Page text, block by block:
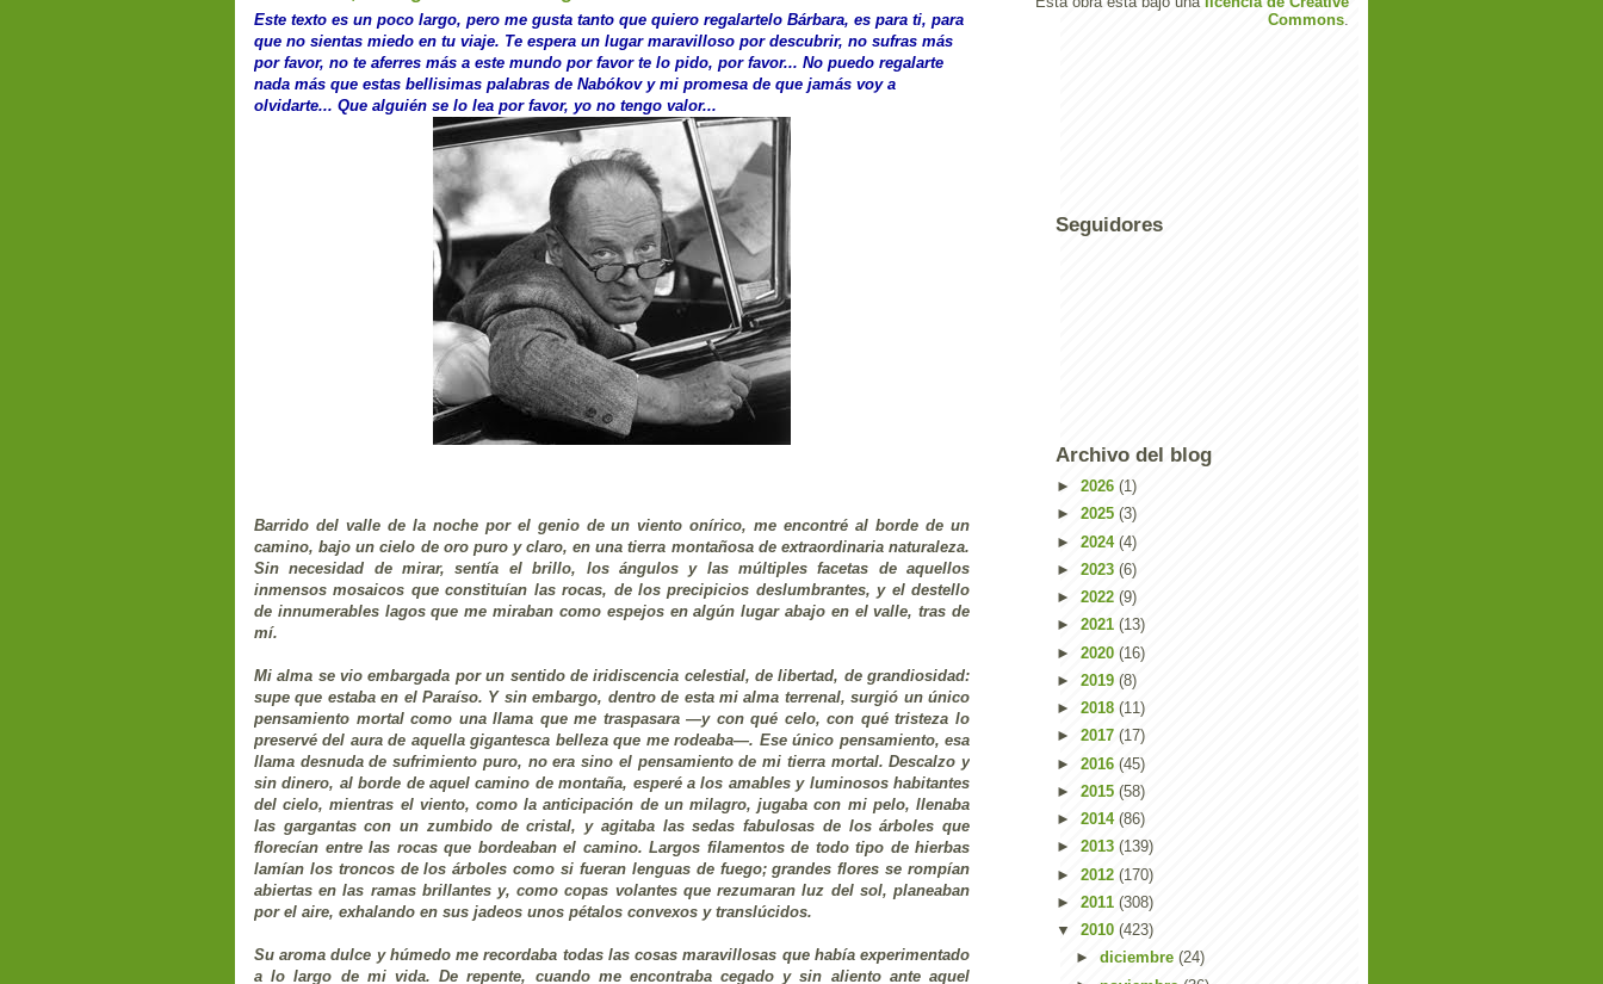
Este texto es un poco largo, pero me gusta tanto que quiero regalartelo Bárbara, es para ti, para
que no sientas miedo en tu viaje. Te espera un lugar maravilloso por descubrir, no sufras más
por favor, no te aferres más a este mundo por favor te lo pido, por favor... No puedo regalarte
nada más que estas bellisimas palabras de Nabókov y mi promesa de que jamás voy a
olvidarte... Que alguién se lo lea por favor, yo no tengo valor...
Barrido del valle de la noche por el genio de un viento onírico, me encontré al borde de un
camino, bajo un cielo de oro puro y claro, en una tierra montañosa de extraordinaria naturaleza.
Sin necesidad de mirar, sentía el brillo, los ángulos y las múltiples facetas de aquellos
inmensos mosaicos que constituían las rocas, de los precipicios deslumbrantes, y el destello
de innumerables lagos que me miraban como espejos en algún lugar abajo en el valle, tras de
mí.
Mi alma se vio embargada por un sentido de iridiscencia celestial, de libertad, de grandiosidad:
supe que estaba en el Paraíso. Y sin embargo, dentro de esta mi alma terrenal, surgió un único
pensamiento mortal como una llama que me traspasara —y con qué celo, con qué tristeza lo
preservé del aura de aquella gigantesca belleza que me rodeaba—. Ese único pensamiento, esa
llama desnuda de sufrimiento puro, no era sino el pensamiento de mi tierra mortal. Descalzo y
sin dinero, al borde de aquel camino de montaña, esperé a los amables y luminosos habitantes
del cielo, mientras el viento, como la anticipación de un milagro, jugaba con mi pelo, llenaba
las gargantas con un zumbido de cristal, y agitaba las sedas fabulosas de los árboles que
florecían entre las rocas que bordeaban el camino. Largos filamentos de todo tipo de hierbas
lamían los troncos de los árboles como si fueran lenguas de fuego; grandes flores se rompían
abiertas en las ramas brillantes y, como copas volantes que rezumaran luz del sol, planeaban
por el aire, exhalando en sus jadeos unos pétalos convexos y translúcidos.
Su aroma dulce y húmedo me recordaba todas las cosas maravillosas que había experimentado
a lo largo de mi vida. De repente, cuando me encontraba cegado y sin aliento ante aquel
Commons.
Seguidores
Archivo del blog
► 2026 (1)
► 2025 (3)
► 2024 (4)
► 2023 (6)
► 2022 (9)
► 2021 (13)
► 2020 (16)
► 2019 (8)
► 2018 (11)
► 2017 (17)
► 2016 (45)
► 2015 (58)
► 2014 (86)
► 2013 (139)
► 2012 (170)
► 2011 (308)
▼ 2010 (423)
► diciembre (24)